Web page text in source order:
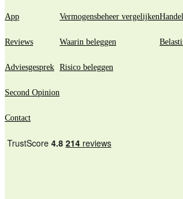
App
Reviews
Adviesgesprek
Second Opinion
Contact
Vermogensbeheer vergelijken
Waarin beleggen
Risico beleggen